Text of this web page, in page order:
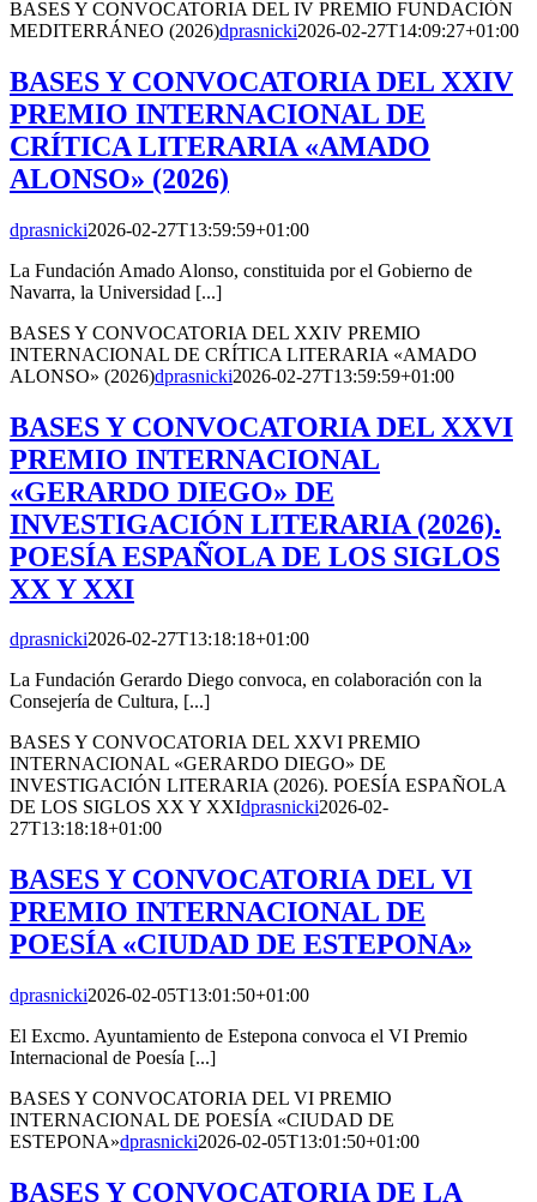
BASES Y CONVOCATORIA DEL IV PREMIO FUNDACIÓN
MEDITERRÁNEO (2026)dprasnicki2026-02-27T14:09:27+01:00
BASES Y CONVOCATORIA DEL XXIV
PREMIO INTERNACIONAL DE
CRÍTICA LITERARIA «AMADO
ALONSO» (2026)
dprasnicki2026-02-27T13:59:59+01:00
La Fundación Amado Alonso, constituida por el Gobierno de
Navarra, la Universidad [...]
BASES Y CONVOCATORIA DEL XXIV PREMIO
INTERNACIONAL DE CRÍTICA LITERARIA «AMADO
ALONSO» (2026)dprasnicki2026-02-27T13:59:59+01:00
BASES Y CONVOCATORIA DEL XXVI
PREMIO INTERNACIONAL
«GERARDO DIEGO» DE
INVESTIGACIÓN LITERARIA (2026).
POESÍA ESPAÑOLA DE LOS SIGLOS
XX Y XXI
dprasnicki2026-02-27T13:18:18+01:00
La Fundación Gerardo Diego convoca, en colaboración con la
Consejería de Cultura, [...]
BASES Y CONVOCATORIA DEL XXVI PREMIO
INTERNACIONAL «GERARDO DIEGO» DE
INVESTIGACIÓN LITERARIA (2026). POESÍA ESPAÑOLA
DE LOS SIGLOS XX Y XXIdprasnicki2026-02-
27T13:18:18+01:00
BASES Y CONVOCATORIA DEL VI
PREMIO INTERNACIONAL DE
POESÍA «CIUDAD DE ESTEPONA»
dprasnicki2026-02-05T13:01:50+01:00
El Excmo. Ayuntamiento de Estepona convoca el VI Premio
Internacional de Poesía [...]
BASES Y CONVOCATORIA DEL VI PREMIO
INTERNACIONAL DE POESÍA «CIUDAD DE
ESTEPONA»dprasnicki2026-02-05T13:01:50+01:00
BASES Y CONVOCATORIA DE LA